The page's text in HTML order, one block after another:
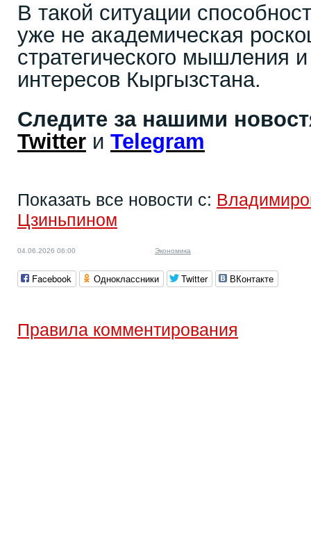
В такой ситуации
уже не академическая
стратегического мышления
интересов Кыргызстана.
Следите за нашими
Twitter и Telegram
Показать все новости с:
Цзиньпином
04.06.2026 06:00 Экономика
Facebook Одноклассники Twitter ВКонтакте
Правила комментирования